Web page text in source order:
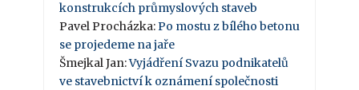
konstrukcích průmyslových staveb
Pavel Procházka:Po mostu z bílého betonu
se projedeme na jaře
Šmejkal Jan:Vyjádření Svazu podnikatelů
ve stavebnictví k oznámení společnosti